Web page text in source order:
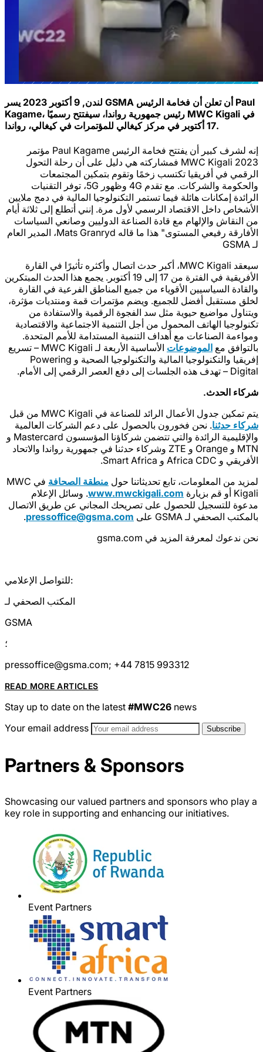
لندن, 9 أكتوبر 2023 يسر GSMA أن تعلن أن فخامة الرئيس Paul
Kagame، رئيس جمهورية رواندا، سيفتتح رسميًا MWC Kigali في
17 أكتوبر في مركز كيغالي للمؤتمرات في كيغالي، رواندا.
إنه لشرف كبير أن يفتتح فخامة الرئيس Paul Kagame مؤتمر
MWC Kigali 2023 فمشاركته هي دليل على أن رحلة التحول
الرقمي في أفريقيا تكتسب زخمًا وتقوم بتمكين المجتمعات
والحكومة والشركات. مع تقدم 4G وظهور 5G، توفر التقنيات
الرائدة إمكانات هائلة فيما تستمر التكنولوجيا المالية في دمج ملايين
الأشخاص داخل الاقتصاد الرسمي لأول مرة. إنني أتطلع إلى ثلاثة أيام
من النقاش والإلهام مع قادة الصناعة الدوليين وصانعي السياسات
الأفارقة رفيعي المستوى" هذا ما قاله Mats Granryd، المدير العام
لـ GSMA
سيعقد MWC Kigali، أكبر حدث اتصال وأكثره تأثيرًا في القارة
الأفريقية في الفترة من 17 إلى 19 أكتوبر. يجمع هذا الحدث المبتكرين
والقادة السياسيين الأقوياء من جميع المناطق الفرعية في القارة
لخلق مستقبل أفضل للجميع. ويضم مؤتمرات قمة ومنتديات مؤثرة،
ويتناول مواضيع حيوية مثل سد الفجوة الرقمية والاستفادة من
تكنولوجيا الهاتف المحمول من أجل التنمية الاجتماعية والاقتصادية
ومواءمة الصناعات مع أهداف التنمية المستدامة للأمم المتحدة.
بالتوافق مع الموضوعات
الأساسية الأربعة لـ MWC Kigali – تسريع
إفريقيا والتكنولوجيا المالية والتكنولوجيا الصحية و Powering
Digital – تهدف هذه الجلسات إلى دفع العصر الرقمي إلى الأمام.
شركاء الحدث.
يتم تمكين جدول الأعمال الرائد للصناعة في MWC Kigali من قبل
شركاء حدثنا. نحن فخورون بالحصول على دعم الشركات العالمية
والإقليمية الرائدة والتي تتضمن شركاؤنا المؤسسون Mastercard و
MTN و Orange و ZTE وشركاء حدثنا في جمهورية رواندا والاتحاد
الأفريقي و Africa CDC و Smart Africa.
لمزيد من المعلومات، تابع تحديثاتنا حول منطقة الصحافة
في MWC
Kigali أو قم بزيارة
www.mwckigali.com. وسائل الإعلام
مدعوة للتسجيل للحصول على تصريحك المجاني عن طريق الاتصال
بالمكتب الصحفي لـ GSMA على
pressoffice@gsma.com
.
نحن ندعوك لمعرفة المزيد في gsma.com
للتواصل الإعلامي:
المكتب الصحفي لـ
GSMA
؛
pressoffice@gsma.com; +44 7815 993312
READ MORE ARTICLES
Stay up to date on the latest #MWC26 news
Your email address
Partners & Sponsors
Showcasing our valued partners and sponsors who play a
key role in supporting and enhancing our initiatives.
Event Partners
Event Partners